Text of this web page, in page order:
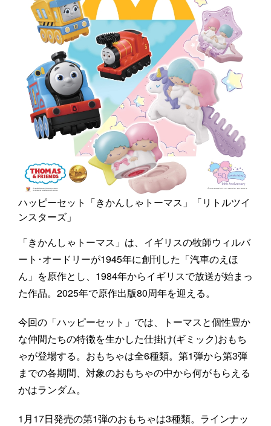
ハッピーセット「きかんしゃトーマス」「リトルツイ
ンスターズ」
「きかんしゃトーマス」は、イギリスの牧師ウィルバ
ート･オードリーが1945年に創刊した「汽車のえほ
ん」を原作とし、1984年からイギリスで放送が始まっ
た作品。2025年で原作出版80周年を迎える。
今回の「ハッピーセット」では、トーマスと個性豊か
な仲間たちの特徴を生かした仕掛け(ギミック)おもち
ゃが登場する。おもちゃは全6種類。第1弾から第3弾
までの各期間、対象のおもちゃの中から何がもらえる
かはランダム。
1月17日発売の第1弾のおもちゃは3種類。ラインナッ